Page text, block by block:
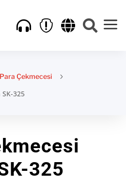
    a
Para Çekmecesi 5
325
325